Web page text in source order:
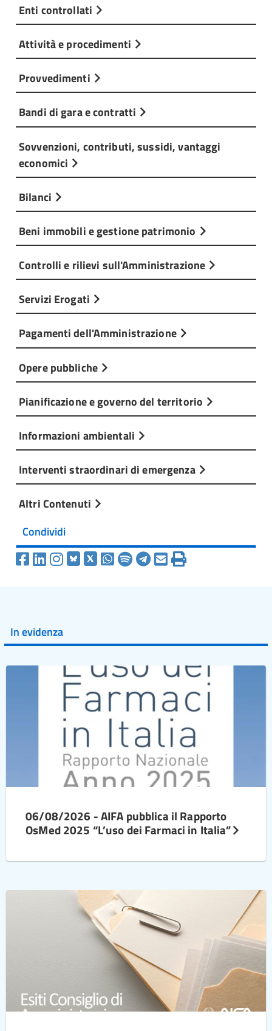
Enti controllati
Attività e procedimenti
Provvedimenti
Bandi di gara e contratti
Sovvenzioni, contributi, sussidi, vantaggi
economici
Bilanci
Beni immobili e gestione patrimonio
Controlli e rilievi sull'Amministrazione
Servizi Erogati
Pagamenti dell'Amministrazione
Opere pubbliche
Pianificazione e governo del territorio
Informazioni ambientali
Interventi straordinari di emergenza
Altri Contenuti
Condividi
In evidenza
06/08/2026 - AIFA pubblica il Rapporto
OsMed 2025 “L’uso dei Farmaci in Italia”